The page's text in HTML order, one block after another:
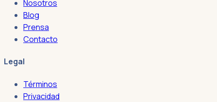
Nosotros
Blog
Prensa
Contacto
Legal
Términos
Privacidad